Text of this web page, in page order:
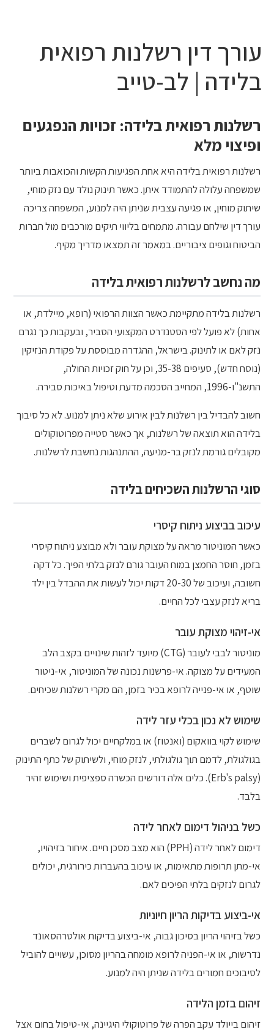
עורך דין רשלנות רפואית
בלידה | לב-טייב
רשלנות רפואית בלידה: זכויות הנפגעים
ופיצוי מלא
רשלנות רפואית בלידה היא אחת הפגיעות הקשות והכואבות ביותר
שמשפחה עלולה להתמודד איתן. כאשר תינוק נולד עם נזק מוחי,
שיתוק מוחין, או פגיעה עצבית שניתן היה למנוע, המשפחה צריכה
עורך דין שילחם עבורה. מתמחים בליווי תיקים מורכבים מול חברות
הביטוח וגופים ציבוריים. במאמר זה תמצאו מדריך מקיף.
מה נחשב לרשלנות רפואית בלידה
רשלנות בלידה מתקיימת כאשר הצוות הרפואי (רופא, מיילדת, או
אחות) לא פועל לפי הסטנדרט המקצועי הסביר, ובעקבות כך נגרם
נזק לאם או לתינוק. בישראל, ההגדרה מבוססת על פקודת הנזיקין
(נוסח חדש), סעיפים 35-38, וכן על חוק זכויות החולה,
התשנ"ו-1996, המחייב הסכמה מדעת וטיפול באיכות סבירה.
חשוב להבדיל בין רשלנות לבין אירוע שלא ניתן למנוע. לא כל סיבוך
בלידה הוא תוצאה של רשלנות, אך כאשר סטייה מפרוטוקולים
מקובלים גורמת לנזק בר-מניעה, ההתנהגות נחשבת לרשלנות.
סוגי הרשלנות השכיחים בלידה
עיכוב בביצוע ניתוח קיסרי
כאשר המוניטור מראה על מצוקת עובר ולא מבוצע ניתוח קיסרי
בזמן, חוסר החמצן במוח העובר גורם לנזק בלתי הפיך. כל דקה
חשובה, ועיכוב של 20-30 דקות יכול לעשות את ההבדל בין ילד
בריא לנזק עצבי לכל החיים.
אי-זיהוי מצוקת עובר
מוניטור לבבי לעובר (CTG) מיועד לזהות שינויים בקצב הלב
המעידים על מצוקה. אי-פרשנות נכונה של המוניטור, אי-ניטור
שוטף, או אי-פנייה לרופא בכיר בזמן, הם מקרי רשלנות שכיחים.
שימוש לא נכון בכלי עזר לידה
שימוש לקוי בוואקום (ואנטוז) או במלקחיים יכול לגרום לשברים
בגולגולת, לדמם תוך גולגולתי, לנזק מוחי, ולשיתוק של כתף התינוק
(Erb's palsy). כלים אלה דורשים הכשרה ספציפית ושימוש זהיר
בלבד.
כשל בניהול דימום לאחר לידה
דימום לאחר לידה (PPH) הוא מצב מסכן חיים. איחור בזיהויו,
אי-מתן תרופות מתאימות, או עיכוב בהעברות כירורגית, יכולים
לגרום לנזקים בלתי הפיכים לאם.
אי-ביצוע בדיקות הריון חיוניות
כשל בזיהוי הריון בסיכון גבוה, אי-ביצוע בדיקות אולטרהסאונד
נדרשות, או אי-הפניה לרופא מומחה בהריון מסוכן, עשויים להוביל
לסיבוכים חמורים בלידה שניתן היה למנוע.
זיהום בזמן הלידה
זיהום בייולד עקב הפרה של פרוטוקולי היגיינה, אי-טיפול בחום אצל